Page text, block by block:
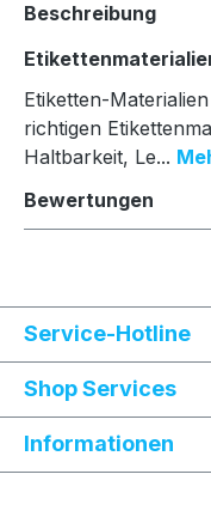
Beschreibung
Etiketten-
richtigen
Haltbarkeit, Le...
Bewertungen
Service-Hotline
Shop Services
Informationen